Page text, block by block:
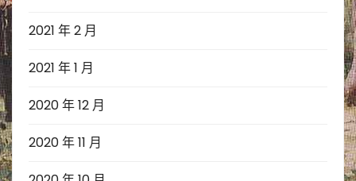
2021 年 2 月
2021 年 1 月
2020 年 12 月
2020 年 11 月